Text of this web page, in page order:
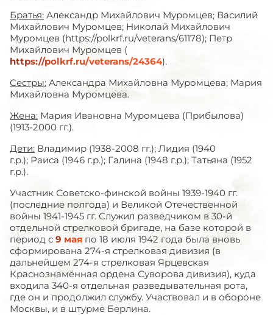
Братья: Александр Михайлович Муромцев; Василий
Михайлович Муромцев; Николай Михайлович
Муромцев (https://polkrf.ru/veterans/61178); Петр
Михайлович Муромцев (
https://polkrf.ru/veterans/24364).
Сестры: Александра Михайловна Муромцева; Мария
Михайловна Муромцева.
Жена: Мария Ивановна Муромцева (Прибылова)
(1913-2000 гг.).
Дети: Владимир (1938-2008 гг.); Лидия (1940
г.р.); Раиса (1946 г.р.); Галина (1948 г.р.); Татьяна (1952
г.р.).
Участник Советско-финской войны 1939-1940 гг.
(последние полгода) и Великой Отечественной
войны 1941-1945 гг. Служил разведчиком в 30-й
отдельной стрелковой бригаде, на базе которой в
период с 9 мая по 18 июля 1942 года была вновь
сформирована 274-я стрелковая дивизия (в
дальнейшем 274-я стрелковая Ярцевская
Краснознамённая ордена Суворова дивизия), куда
входила 340-я отдельная разведывательная рота,
где он и продолжил службу. Участвовал и в обороне
Москвы, и в штурме Берлина.